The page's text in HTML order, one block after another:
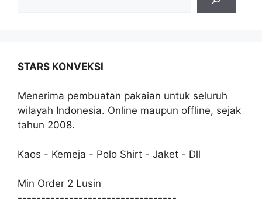
STARS KONVEKSI
Menerima pembuatan pakaian untuk seluruh
wilayah Indonesia. Online maupun offline, sejak
tahun 2008.
Kaos - Kemeja - Polo Shirt - Jaket - Dll
Min Order 2 Lusin
----------------------------------